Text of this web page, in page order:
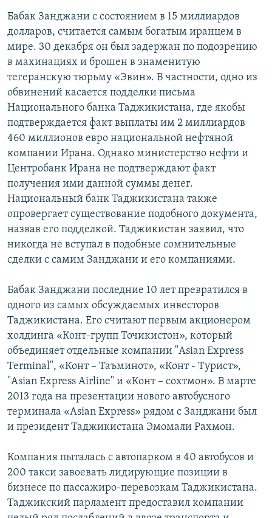
Бабак Занджани с состоянием в 15 миллиардов
долларов, считается самым богатым иранцем в
мире. 30 декабря он был задержан по подозрению
в махинациях и брошен в знаменитую
тегеранскую тюрьму «Эвин». В частности, одно из
обвинений касается подделки письма
Национального банка Таджикистана, где якобы
подтверждается факт выплаты им 2 миллиардов
460 миллионов евро национальной нефтяной
компании Ирана. Однако министерство нефти и
Центробанк Ирана не подтверждают факт
получения ими данной суммы денег.
Национальный банк Таджикистана также
опровергает существование подобного документа,
назвав его подделкой. Таджикистан заявил, что
никогда не вступал в подобные сомнительные
сделки с самим Занджани и его компаниями.
Бабак Занджани последние 10 лет превратился в
одного из самых обсуждаемых инвесторов
Таджикистана. Его считают первым акционером
холдинга «Конт-групп Точикистон», который
объединяет отдельные компании "Asian Express
Terminal", «Конт – Таъминот», «Конт - Турист»,
"Asian Express Airline" и «Конт – сохтмон». В марте
2013 года на презентации нового автобусного
терминала «Asian Express» рядом с Занджани был
и президент Таджикистана Эмомали Рахмон.
Компания пыталась с автопарком в 40 автобусов и
200 такси завоевать лидирующие позиции в
бизнесе по пассажиро-перевозкам Таджикистана.
Таджикский парламент предоставил компании